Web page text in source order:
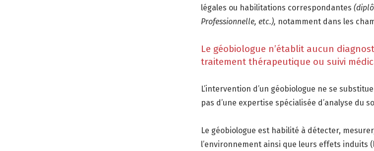
légales ou habilitations correspondantes
Professionnelle, etc.), notamment dans les
Le géobiologue n’établit aucun
traitement thérapeutique ou suivi
L’intervention d’un géobiologue ne se
pas d’une expertise spécialisée d’analyse du
Le géobiologue est habilité à détecter,
l’environnement ainsi que leurs effets induits